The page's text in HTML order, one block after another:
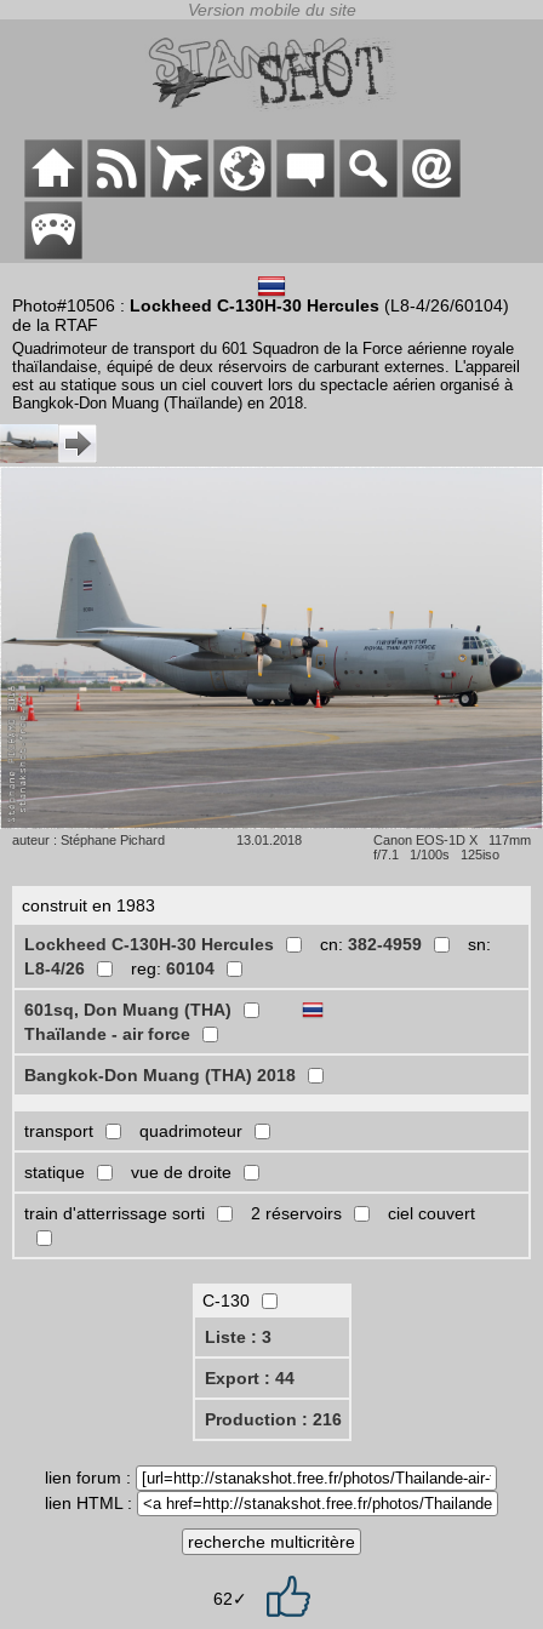
Photo#10506 : Lockheed C-130H-30 Hercules (L8-4/26/60104)
de la RTAF
Quadrimoteur de transport du 601 Squadron de la Force aérienne royale
thaïlandaise, équipé de deux réservoirs de carburant externes. L'appareil
est au statique sous un ciel couvert lors du spectacle aérien organisé à
Bangkok-Don Muang (Thaïlande) en 2018.
auteur : Stéphane Pichard 13.01.2018
Canon EOS-1D X 117mm
f/7.1 1/100s 125iso
construit en 1983
Lockheed C-130H-30 Hercules
cn: 382-4959
sn:
L8-4/26
reg: 60104
601sq, Don Muang (THA)
Thaïlande - air force
Bangkok-Don Muang (THA) 2018
transport quadrimoteur
statique vue de droite
train d'atterrissage sorti 2 réservoirs ciel couvert
C-130
Liste : 3
Export : 44
Production : 216
lien forum :
lien HTML :
62✓